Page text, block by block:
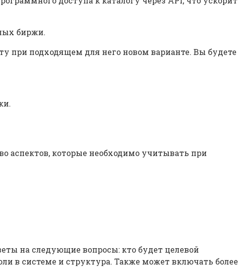
биржи.
при подходящем для него новом варианте. Вы будете
аспектов, которые необходимо учитывать при
на следующие вопросы: кто будет целевой
в системе и структура. Также может включать более